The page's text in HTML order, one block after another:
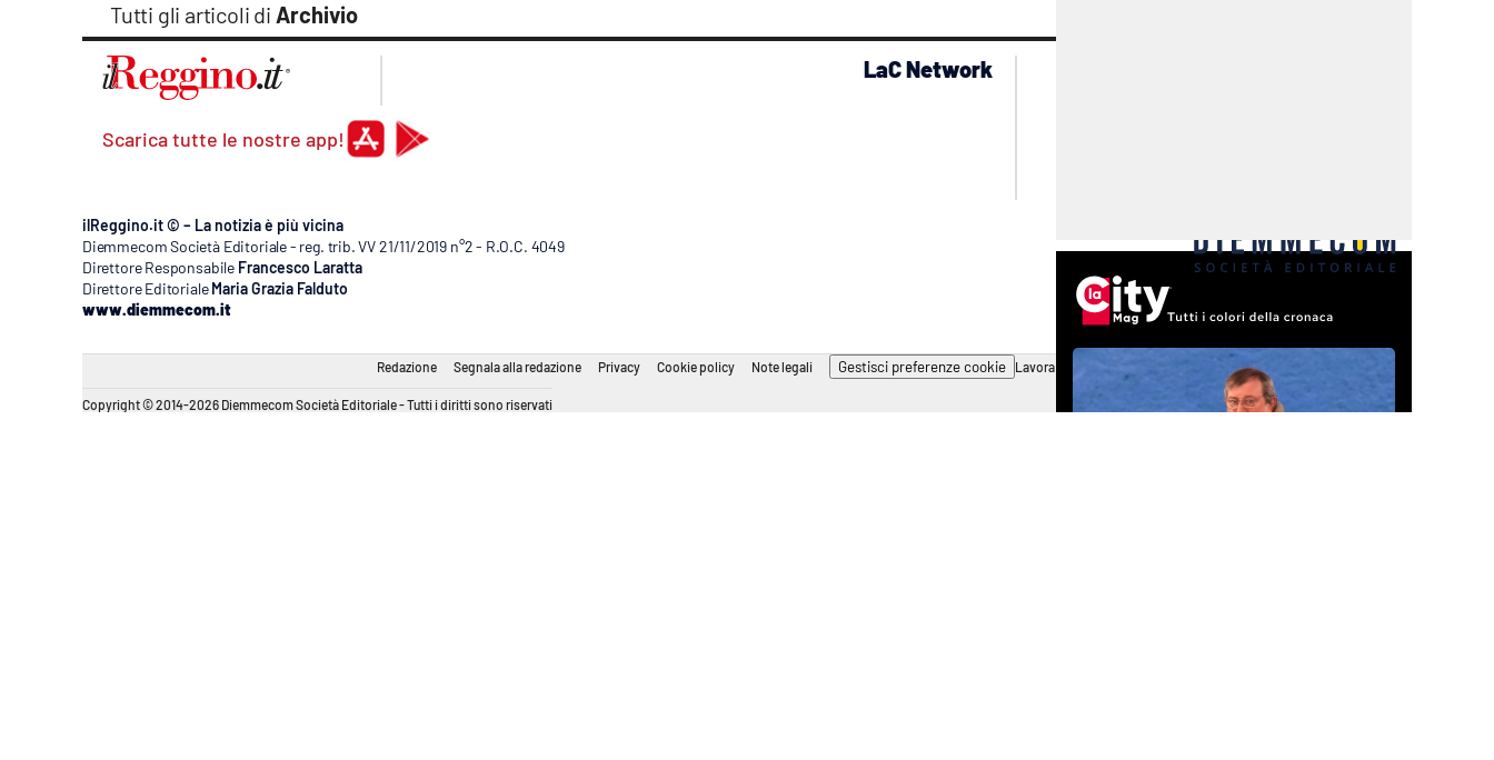
Tutti gli articoli di Archivio
Scarica tutte le nostre app!
LaC Network
ilReggino.it © – La notizia è più vicina
Diemmecom Società Editoriale - reg. trib. VV 21/11/2019 n°2 - R.O.C. 4049
Direttore Responsabile Francesco Laratta
Direttore Editoriale Maria Grazia Falduto
www.diemmecom.it
Redazione Segnala alla redazione Privacy Cookie policy Note legali Gestisci preferenze cookie Lavora con noi
Copyright © 2014-2026 Diemmecom Società Editoriale - Tutti i diritti sono riservati